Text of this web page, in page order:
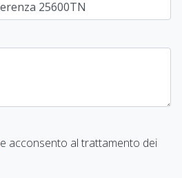
e acconsento al trattamento dei